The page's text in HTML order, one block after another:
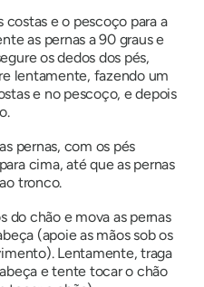
costas e o pescoço para a
as pernas a 90 graus e
os dedos dos pés,
lentamente, fazendo um
e no pescoço, e depois
pernas, com os pés
cima, até que as pernas
tronco.
do chão e mova as pernas
(apoie as mãos sob os
Lentamente, traga
e tente tocar o chão